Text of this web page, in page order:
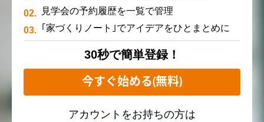
見学会の予約履歴を一覧で管理
｢家づくりノート｣でアイデアをひとまとめに
30秒で簡単登録！
今すぐ始める(無料)
アカウントをお持ちの方は